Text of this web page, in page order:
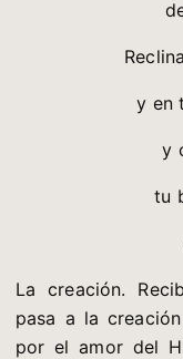
y en
y
tu
La creación.
pasa a la
por el amor del